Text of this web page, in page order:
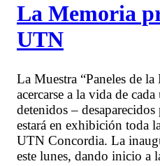
La Memoria
UTN
La Muestra “Paneles de
acercarse a la vida de
detenidos –
estará en exhibición toda
UTN Concordia. La
este lunes, dando inicio a